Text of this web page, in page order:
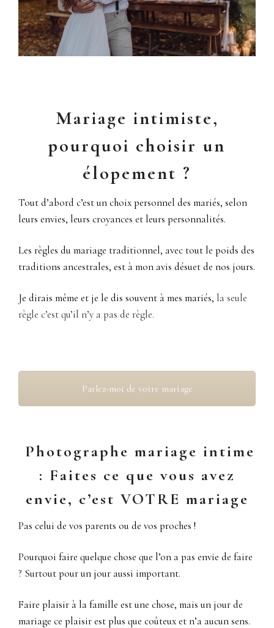
Mariage intimiste,
pourquoi choisir un
élopement ?
Tout d’abord c’est un choix personnel des mariés, selon
leurs envies, leurs croyances et leurs personnalités.
Les règles du mariage traditionnel, avec tout le poids des
traditions ancestrales, est à mon avis désuet de nos jours.
Je dirais même et je le dis souvent à mes mariés, la seule
règle c’est qu’il n’y a pas de règle.
Parlez-moi de votre mariage
Photographe mariage intime
: Faites ce que vous avez
envie, c’est VOTRE mariage
Pas celui de vos parents ou de vos proches !
Pourquoi faire quelque chose que l’on a pas envie de faire
? Surtout pour un jour aussi important.
Faire plaisir à la famille est une chose, mais un jour de
mariage ce plaisir est plus que coûteux et n’a aucun sens.